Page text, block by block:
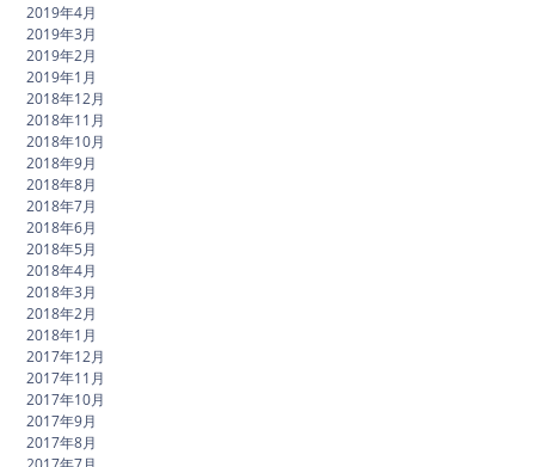
2019年4月
2019年3月
2019年2月
2019年1月
2018年12月
2018年11月
2018年10月
2018年9月
2018年8月
2018年7月
2018年6月
2018年5月
2018年4月
2018年3月
2018年2月
2018年1月
2017年12月
2017年11月
2017年10月
2017年9月
2017年8月